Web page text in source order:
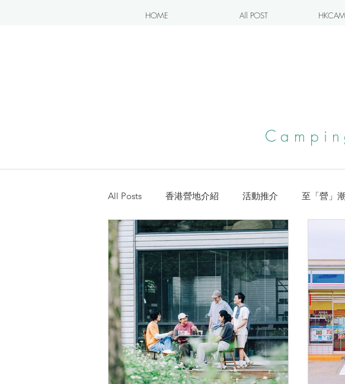
HOME All POST
All Posts 香港營地介紹 活動推介 至「營」
露營blogger分享 新手入坑系列
CAMPER音樂電影